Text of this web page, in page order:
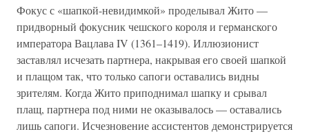
Фокус с «шапкой-невидимкой» проделывал Жито —
придворный фокусник чешского короля и германского
императора Вацлава IV (1361–1419). Иллюзионист
заставлял исчезать партнера, накрывая его своей шапкой
и плащом так, что только сапоги оставались видны
зрителям. Когда Жито приподнимал шапку и срывал
плащ, партнера под ними не оказывалось — оставались
лишь сапоги. Исчезновение ассистентов демонстрируется